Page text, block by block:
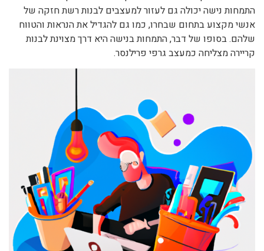
התמחות נישה יכולה גם לעזור למעצבים לבנות רשת חזקה של
אנשי מקצוע בתחום שבחרו, כמו גם להגדיל את הנראות והטווח
שלהם. בסופו של דבר, התמחות בנישה היא דרך מצוינת לבנות
קריירה מצליחה כמעצב גרפי פרילנסר.